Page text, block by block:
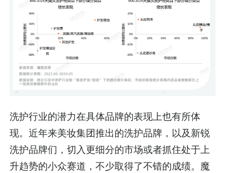
洗护行业的潜力在具体品牌的表现上也有所体
现。近年来美妆集团推出的洗护品牌，以及新锐
洗护品牌们，切入更细分的市场或者抓住处于上
升趋势的小众赛道，不少取得了不错的成绩。魔